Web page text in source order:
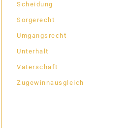
Scheidung
Sorgerecht
Umgangsrecht
Unterhalt
Vaterschaft
Zugewinnausgleich